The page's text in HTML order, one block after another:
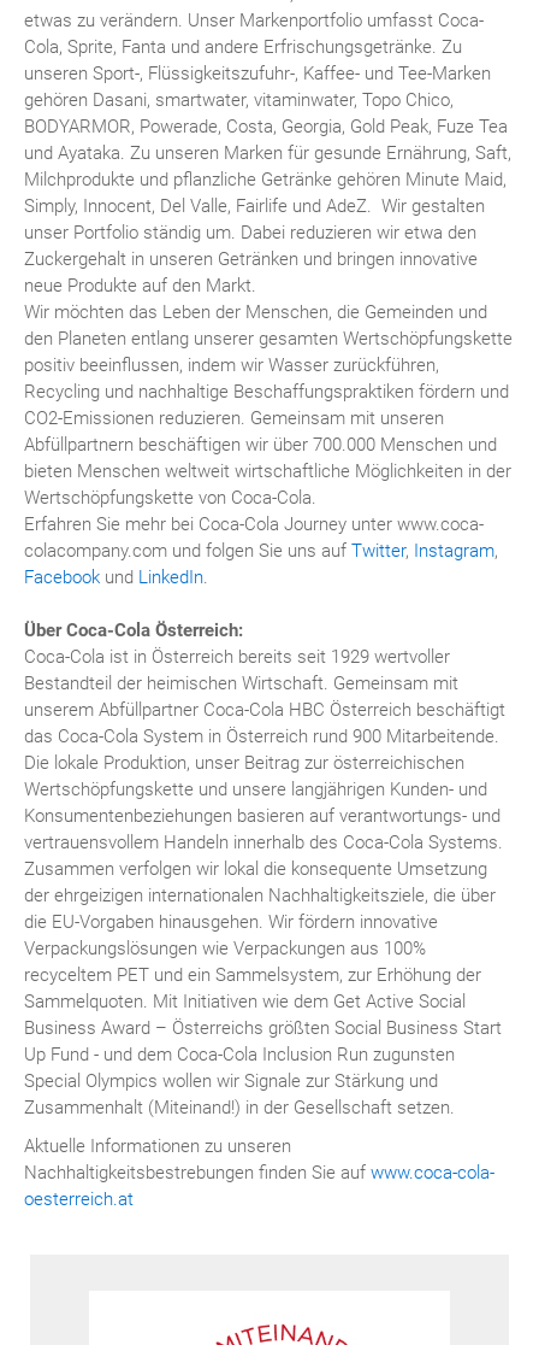
etwas zu verändern. Unser Markenportfolio umfasst Coca-
Cola, Sprite, Fanta und andere Erfrischungsgetränke. Zu
unseren Sport-, Flüssigkeitszufuhr-, Kaffee- und Tee-Marken
gehören Dasani, smartwater, vitaminwater, Topo Chico,
BODYARMOR, Powerade, Costa, Georgia, Gold Peak, Fuze Tea
und Ayataka. Zu unseren Marken für gesunde Ernährung, Saft,
Milchprodukte und pflanzliche Getränke gehören Minute Maid,
Simply, Innocent, Del Valle, Fairlife und AdeZ. Wir gestalten
unser Portfolio ständig um. Dabei reduzieren wir etwa den
Zuckergehalt in unseren Getränken und bringen innovative
neue Produkte auf den Markt.
Wir möchten das Leben der Menschen, die Gemeinden und
den Planeten entlang unserer gesamten Wertschöpfungskette
positiv beeinflussen, indem wir Wasser zurückführen,
Recycling und nachhaltige Beschaffungspraktiken fördern und
CO2-Emissionen reduzieren. Gemeinsam mit unseren
Abfüllpartnern beschäftigen wir über 700.000 Menschen und
bieten Menschen weltweit wirtschaftliche Möglichkeiten in der
Wertschöpfungskette von Coca-Cola.
Erfahren Sie mehr bei Coca-Cola Journey unter www.coca-
colacompany.com und folgen Sie uns auf Twitter, Instagram,
Facebook und LinkedIn.
Über Coca-Cola Österreich:
Coca-Cola ist in Österreich bereits seit 1929 wertvoller
Bestandteil der heimischen Wirtschaft. Gemeinsam mit
unserem Abfüllpartner Coca-Cola HBC Österreich beschäftigt
das Coca-Cola System in Österreich rund 900 Mitarbeitende.
Die lokale Produktion, unser Beitrag zur österreichischen
Wertschöpfungskette und unsere langjährigen Kunden- und
Konsumentenbeziehungen basieren auf verantwortungs- und
vertrauensvollem Handeln innerhalb des Coca-Cola Systems.
Zusammen verfolgen wir lokal die konsequente Umsetzung
der ehrgeizigen internationalen Nachhaltigkeitsziele, die über
die EU-Vorgaben hinausgehen. Wir fördern innovative
Verpackungslösungen wie Verpackungen aus 100%
recyceltem PET und ein Sammelsystem, zur Erhöhung der
Sammelquoten. Mit Initiativen wie dem Get Active Social
Business Award – Österreichs größten Social Business Start
Up Fund - und dem Coca-Cola Inclusion Run zugunsten
Special Olympics wollen wir Signale zur Stärkung und
Zusammenhalt (Miteinand!) in der Gesellschaft setzen.
Aktuelle Informationen zu unseren
Nachhaltigkeitsbestrebungen finden Sie auf www.coca-cola-
oesterreich.at